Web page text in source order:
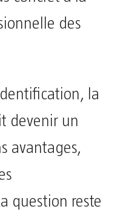
des
la
devenir un
avantages,
question reste